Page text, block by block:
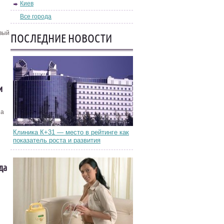
Киев
Все города
ПОСЛЕДНИЕ НОВОСТИ
Клиника К+31 — место в рейтинге как
показатель роста и развития